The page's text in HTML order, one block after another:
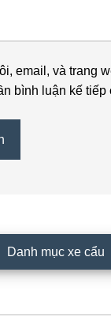
email, và trang
bình luận kế tiếp
Danh mục xe cẩu